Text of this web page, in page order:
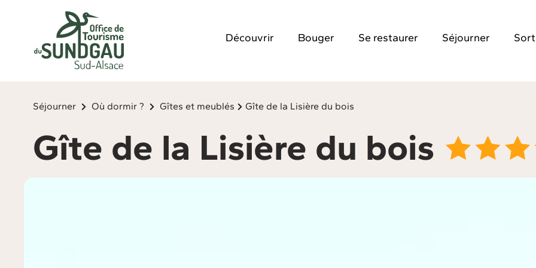
Découvrir Bouger Se restaurer Séjourner
Séjourner Où dormir ? Gîtes et meublés Gîte de la Lisière du bois
Gîte de la Lisière du bois